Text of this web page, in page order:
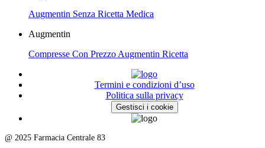
Augmentin Senza Ricetta Medica
Augmentin
Compresse Con Prezzo Augmentin Ricetta
Termini e condizioni d’uso
Politica sulla privacy
Gestisci i cookie
@ 2025 Farmacia Centrale 83